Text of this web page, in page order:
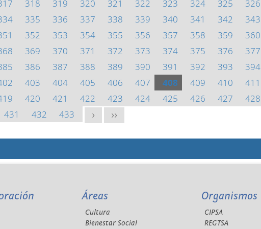
318 319 320 321 322 323 324 325
326
335 336 337 338 339 340 341 342
343
352 353 354 355 356 357 358 359
360
369 370 371 372 373 374 375 376
377
386 387 388 389 390 391 392 393
394
403 404 405 406 407 408 409 410
411
420 421 422 423 424 425 426 427
428
431
432 433 > >>
Áreas
Cultura
Bienestar Social
Organismos
CIPSA
REGTSA